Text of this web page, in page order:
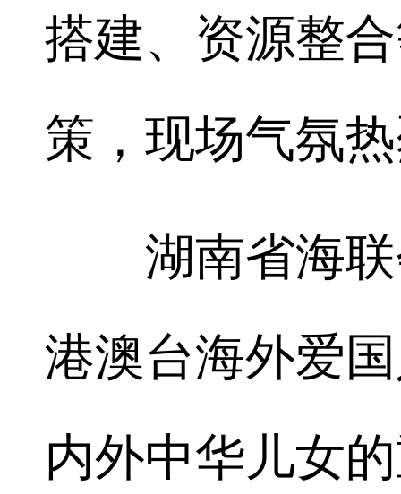
搭建、资源整
策，现场气氛
湖南省海联
港澳台海外爱
内外中华儿女